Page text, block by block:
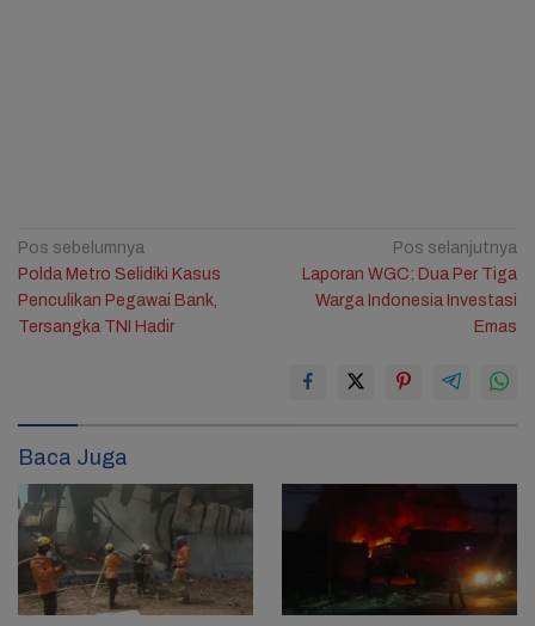
Navigasi
pos
Pos sebelumnya
Polda Metro Selidiki Kasus
Penculikan Pegawai Bank,
Tersangka TNI Hadir
Pos selanjutnya
Laporan WGC: Dua Per Tiga
Warga Indonesia Investasi
Emas
Baca Juga